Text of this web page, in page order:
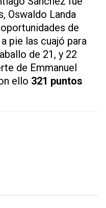
Oswaldo Landa
de
pie las cuajó para
de 21, y 22
de Emmanuel
ello 321 puntos